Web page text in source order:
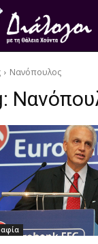
Νανόπουλος